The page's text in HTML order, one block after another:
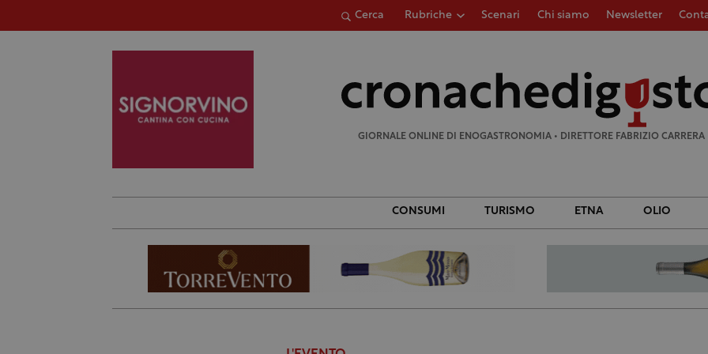
Cerca Rubriche Scenari Chi siamo Newsletter
GIORNALE ONLINE DI ENOGASTRONOMIA • DIRETTORE FABRIZIO CARRERA
CONSUMI TURISMO ETNA OLIO